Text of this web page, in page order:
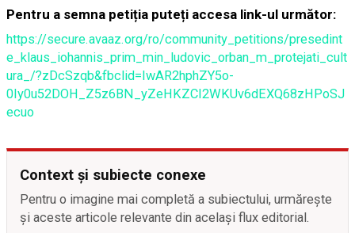
Pentru a semna petiția puteți accesa link-ul următor:
https://secure.avaaz.org/ro/community_petitions/presedint
e_klaus_iohannis_prim_min_ludovic_orban_m_protejati_cult
ura_/?zDcSzqb&fbclid=IwAR2hphZY5o-
0Iy0u52DOH_Z5z6BN_yZeHKZCI2WKUv6dEXQ68zHPoSJ
ecuo
Context și subiecte conexe
Pentru o imagine mai completă a subiectului, urmărește
și aceste articole relevante din același flux editorial.